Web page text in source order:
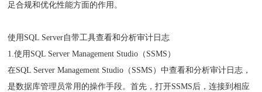
足合规和优化性能方面的作用。
使用SQL Server自带工具查看和分析审计日志
1.使用SQL Server Management Studio（SSMS）
在SQL Server Management Studio（SSMS）中查看和分析审计日志，
是数据库管理员常用的操作手段。首先，打开SSMS后，连接到相应